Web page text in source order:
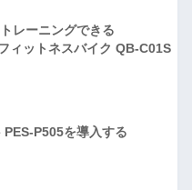
レーニングできる
ィットネスバイク QB-C01S
P505を導入する